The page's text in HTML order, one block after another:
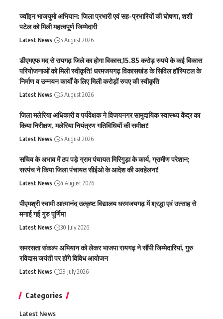
ज्वॉइन भाजयुमो अभियान: जिला प्रभारी एवं सह-प्रभारियों की घोषणा, शशी
पटेल को मिली महत्वपूर्ण जिम्मेदारी
Latest News 5 August 2026
डीएमएफ मद से रायगढ़ जिले का होगा विकास,15.85 करोड़ रुपये के कई विकास
परियोजनाओं को मिली स्वीकृति! धरमजयगढ़ विकासखंड के सिविल हॉस्पिटल के
निर्माण व उन्नयन कार्यों के लिए मिली करोड़ों रुपए की स्वीकृति
Latest News 5 August 2026
जिला मलेरिया अधिकारी व पर्यवेक्षक ने विजयनगर सामुदायिक स्वास्थ्य केंद्र का
किया निरीक्षण, मलेरिया नियंत्रण गतिविधियों की समीक्षा!
Latest News 5 August 2026
सचिव के अभाव में ठप पड़े ग्राम पंचायत मिरिगुड़ा के कार्य, ग्रामीण परेशान;
सरपंच ने किया जिला पंचायत सीईओ के आदेश की अवहेलना!
Latest News 4 August 2026
पीएमश्री स्वामी आत्मानंद उत्कृष्ट विद्यालय धरमजयगढ़ में श्रद्धा एवं उत्साह से
मनाई गई गुरु पूर्णिमा
Latest News 30 July 2026
समरसता संकल्प अभियान को लेकर भाजपा रायगढ़ ने सौंपी जिम्मेदारियां, गुरु
रविदास जयंती पर होंगे विविध आयोजन
Latest News 29 July 2026
Categories
Latest News